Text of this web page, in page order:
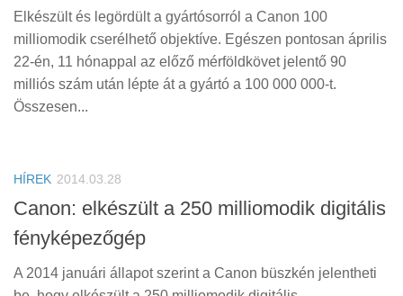
Elkészült és legördült a gyártósorról a Canon 100
milliomodik cserélhető objektíve. Egészen pontosan április
22-én, 11 hónappal az előző mérföldkövet jelentő 90
milliós szám után lépte át a gyártó a 100 000 000-t.
Összesen...
HÍREK 2014.03.28
Canon: elkészült a 250 milliomodik digitális
fényképezőgép
A 2014 januári állapot szerint a Canon büszkén jelentheti